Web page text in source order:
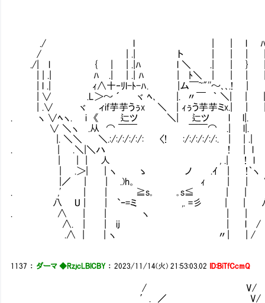
./ l | | l
/ | .| ト | | |
./| l { | | .|ﾊ l ＼ .| | }
| | .| ﾊ .| | .| ﾊ | ﾄ＼ | | |
| l .| ｨ∧十‐ﾘl-ﾄ-ﾊ. |ム￣~"''～､､.! |
| ∨ .L＞～ ´ ヾ ﾍ､ |. 〃￣ ｀ ＼| |
| .∨ ヾ ィif芋芋うぅx ＼ | ｨぅう芋芋ミx.| | | あら、
. ヽ ∨ﾍヽ. i 《 辷ツ ＼| 辷ツ l l|.
∨ ＼ヽ .从 ⌒ ￣￣ ￣￣⌒ .| l|.
|. ＼＼ ＼.:/:/:/:/:/: 〈! :/:/:/:/:/:. | | .| | でも駄目
. | .＼|＼ハ ! | l
| | | 人 , .| ! l | だなんて思われ
| .＞| | ヽ ゝ ノ .ｲ | !｀ヽ
|／ | | .)h。 ｨ | |
. ,' | | ≧s｡ ｡s≦ | |
八 U | | `ｰ=ミ ,. =彡 | |
. ∧ | | ヽ | |
∧. | | ij | l /
.∧ | | ヽ 〃| | /
1137 ： ダーマ ◆RzjcLBlCBY：2023/11/14(火) 21:53:03.02 ID:BiTfCcmQ
/ V/
′. ／ V/